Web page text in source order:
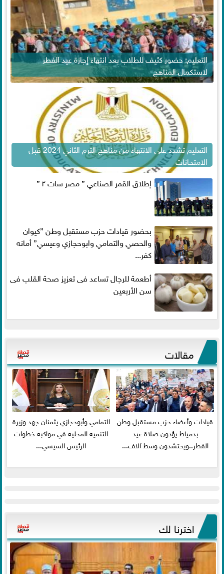
التعليم: حضور كثيف للطلاب بعد انتهاء إجازة عيد الفطر
لاستكمال المناهج
التعليم تشدد على الانتهاء من مناهج الترم الثاني 2024 قبل
الامتحانات
إطلاق القمر الصناعي ” مصر سات ٢ ”
بحضور قيادات حزب مستقبل وطن ”كيوان
والحصي والتمامي وابوحجازي وعيسي” أمانه
كفر...
أطعمة للرجال تساعد فى تعزيز صحة القلب فى
سن الأربعين
مقالات
قيادات وأعضاء حزب مستقبل وطن
بدمياط يؤدون صلاة عيد
الفطر..ويحتشدون وسط آلاف...
التمامي وأبوحجازي يثمنان جهد وزيرة
التنمية المحلية في مواكبة خطوات
الرئيس السيسي...
اخترنا لك